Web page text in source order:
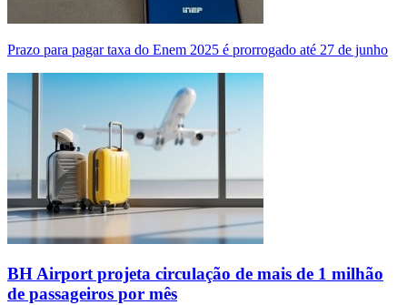
Prazo para pagar taxa do Enem 2025 é prorrogado até 27 de junho
BH Airport projeta circulação de mais de 1 milhão
de passageiros por mês